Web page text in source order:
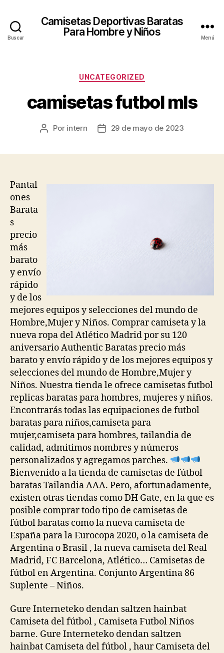
Buscar
Camisetas Deportivas Baratas
Para Hombre y Niños
Menú
Categorías
UNCATEGORIZED
camisetas futbol mls
Autor
Por intern
Fecha29 de mayo de 2023
Pantal
ones
Barata
s
precio
más
barato
y envío
rápido
y de los
mejores equipos y selecciones del mundo de
Hombre,Mujer y Niños. Comprar camiseta y la
nueva ropa del Atlético Madrid por su 120
aniversario Authentic Baratas precio más
barato y envío rápido y de los mejores equipos y
selecciones del mundo de Hombre,Mujer y
Niños. Nuestra tienda le ofrece camisetas futbol
replicas baratas para hombres, mujeres y niños.
Encontrarás todas las equipaciones de futbol
baratas para niños,camiseta para
mujer,camiseta para hombres, tailandia de
calidad, admitimos nombres y números
personalizados y agregamos parches.
Bienvenido a la tienda de camisetas de fútbol
baratas Tailandia AAA. Pero, afortunadamente,
existen otras tiendas como DH Gate, en la que es
posible comprar todo tipo de camisetas de
fútbol baratas como la nueva camiseta de
España para la Eurocopa 2020, o la camiseta de
Argentina o Brasil , la nueva camiseta del Real
Madrid, FC Barcelona, Atlético… Camisetas de
fútbol en Argentina. Conjunto Argentina 86
Suplente – Niños.
Gure Interneteko dendan saltzen hainbat
Camiseta del fútbol , Camiseta Futbol Niños
barne. Gure Interneteko dendan saltzen
hainbat Camiseta del fútbol , haur Camiseta del